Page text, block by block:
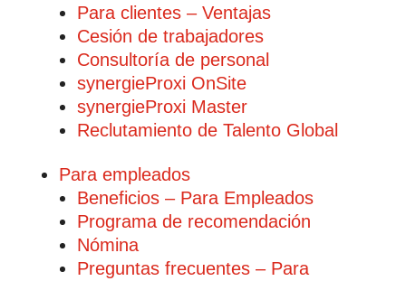
Para clientes – Ventajas
Cesión de trabajadores
Consultoría de personal
synergieProxi OnSite
synergieProxi Master
Reclutamiento de Talento Global
Para empleados
Beneficios – Para Empleados
Programa de recomendación
Nómina
Preguntas frecuentes – Para